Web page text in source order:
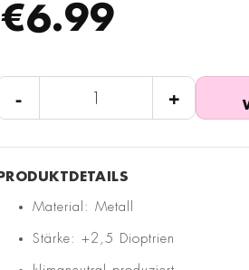
€6.99
- +
Material: Metall
Stärke: +2,5 Dioptrien